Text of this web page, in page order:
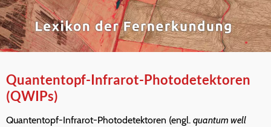
Quantentopf-Infrarot-Photodetektoren
(QWIPs)
Quantentopf-Infrarot-Photodetektoren (engl. quantum well